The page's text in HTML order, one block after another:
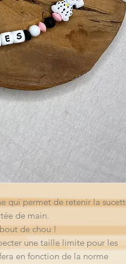
qui permet de retenir la
de main.
de chou !
une taille limite pour les
en fonction de la norme